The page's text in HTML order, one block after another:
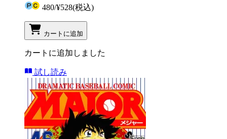
480/¥528(税込)
カートに追加
カートに追加しました
試し読み